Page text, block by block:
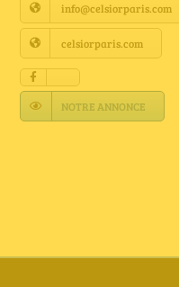
Actualités
Contact
info@celsiorparis.com
celsiorparis.com
NOTRE ANNONCE